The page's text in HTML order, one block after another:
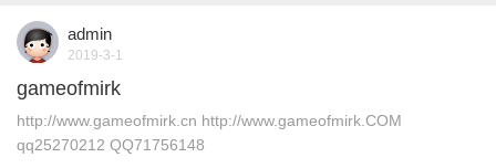
admin
2019-3-1
gameofmirk
http://www.gameofmirk.cn http://www.gameofmirk.COM
qq25270212 QQ71756148